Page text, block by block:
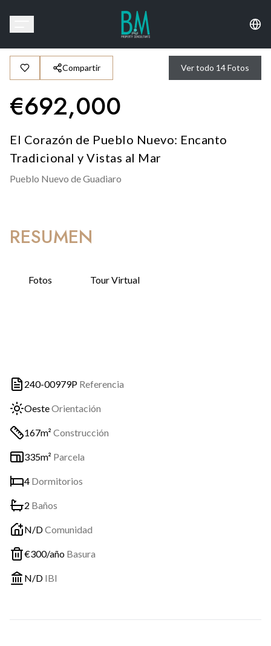
Compartir Ver todo 14Fotos
€692,000
El Corazón de Pueblo Nuevo: Encanto
Tradicional y Vistas al Mar
Pueblo Nuevo de Guadiaro
RESUMEN
Fotos Tour Virtual
240-00979P Referencia
OesteOrientación
167m² Construcción
335m² Parcela
4 Dormitorios
2 Baños
N/DComunidad
€300/año Basura
N/D IBI